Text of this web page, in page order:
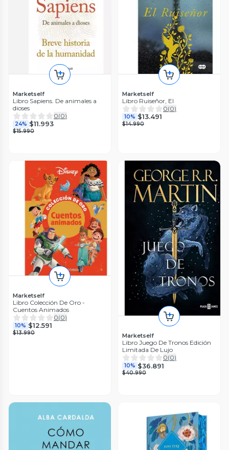
Marketself
Libro Sapiens. De animales a
dioses
0(0)
24% $11.993
$15.990
Marketself
Libro Ruiseñor, El
0(0)
10% $13.491
$14.990
Marketself
Libro Colección De Oro -
Cuentos Animados
0(0)
10% $12.591
$13.990 Marketself
Libro Juego De Tronos Edición
Limitada De Lujo
0(0)
10% $36.891
$40.990